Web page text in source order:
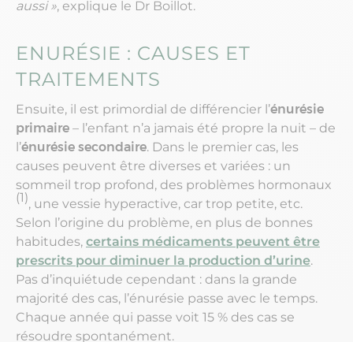
aussi », explique le Dr Boillot.
ENURÉSIE : CAUSES ET
TRAITEMENTS
Ensuite, il est primordial de différencier l’énurésie
primaire – l’enfant n’a jamais été propre la nuit – de
l’énurésie secondaire. Dans le premier cas, les
causes peuvent être diverses et variées : un
sommeil trop profond, des problèmes hormonaux
(1), une vessie hyperactive, car trop petite, etc.
Selon l’origine du problème, en plus de bonnes
habitudes, certains médicaments peuvent être
prescrits pour diminuer la production d’urine.
Pas d’inquiétude cependant : dans la grande
majorité des cas, l’énurésie passe avec le temps.
Chaque année qui passe voit 15 % des cas se
résoudre spontanément.